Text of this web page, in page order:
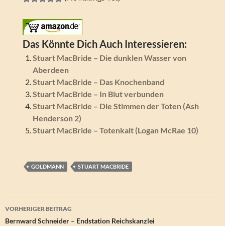
Das Könnte Dich Auch Interessieren:
Stuart MacBride – Die dunklen Wasser von
Aberdeen
Stuart MacBride – Das Knochenband
Stuart MacBride – In Blut verbunden
Stuart MacBride – Die Stimmen der Toten (Ash
Henderson 2)
Stuart MacBride – Totenkalt (Logan McRae 10)
GOLDMANN STUART MACBRIDE
Beitragsnavigation
VORHERIGER BEITRAG
Bernward Schneider – Endstation Reichskanzlei